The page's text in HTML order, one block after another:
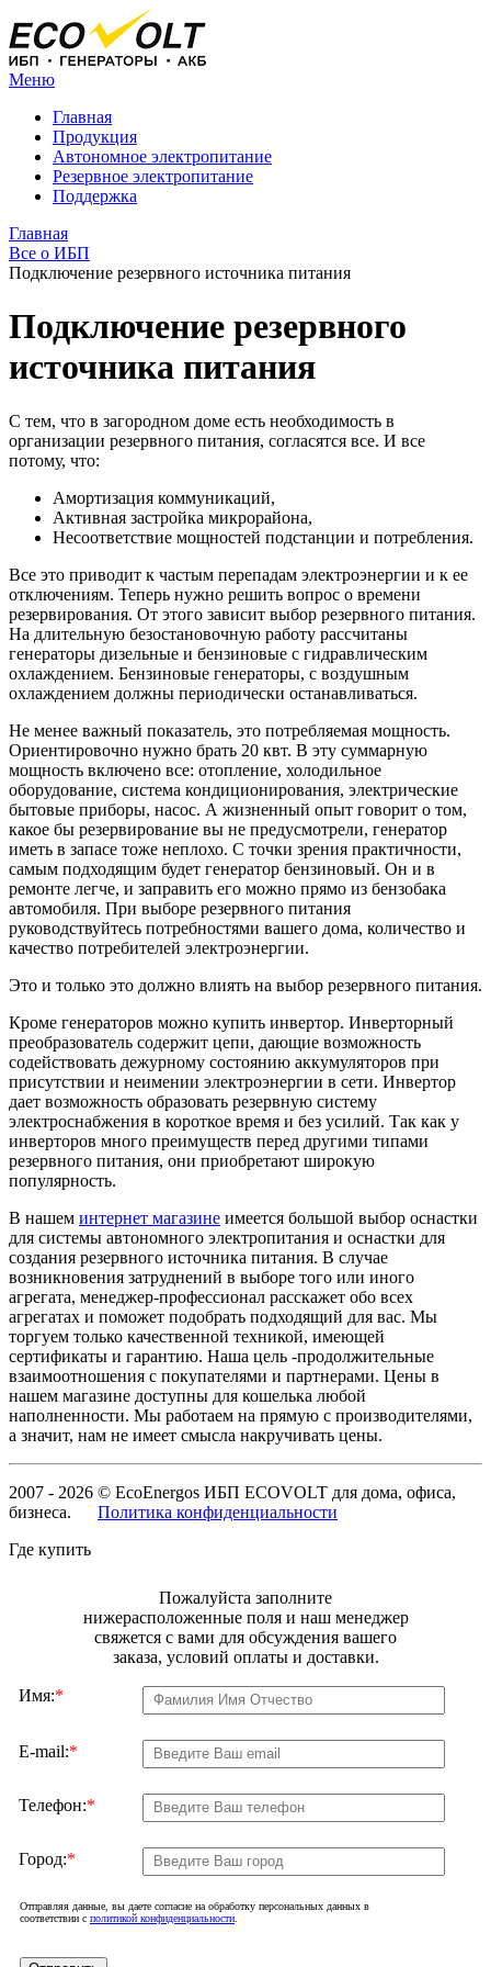
Меню
Главная
Продукция
Автономное электропитание
Резервное электропитание
Поддержка
Главная
Все о ИБП
Подключение резервного источника питания
Подключение резервного
источника питания
С тем, что в загородном доме есть необходимость в
организации резервного питания, согласятся все. И все
потому, что:
Амортизация коммуникаций,
Активная застройка микрорайона,
Несоответствие мощностей подстанции и потребления.
Все это приводит к частым перепадам электроэнергии и к ее
отключениям. Теперь нужно решить вопрос о времени
резервирования. От этого зависит выбор резервного питания.
На длительную безостановочную работу рассчитаны
генераторы дизельные и бензиновые с гидравлическим
охлаждением. Бензиновые генераторы, с воздушным
охлаждением должны периодически останавливаться.
Не менее важный показатель, это потребляемая мощность.
Ориентировочно нужно брать 20 квт. В эту суммарную
мощность включено все: отопление, холодильное
оборудование, система кондиционирования, электрические
бытовые приборы, насос. А жизненный опыт говорит о том,
какое бы резервирование вы не предусмотрели, генератор
иметь в запасе тоже неплохо. С точки зрения практичности,
самым подходящим будет генератор бензиновый. Он и в
ремонте легче, и заправить его можно прямо из бензобака
автомобиля. При выборе резервного питания
руководствуйтесь потребностями вашего дома, количество и
качество потребителей электроэнергии.
Это и только это должно влиять на выбор резервного питания.
Кроме генераторов можно купить инвертор. Инверторный
преобразователь содержит цепи, дающие возможность
содействовать дежурному состоянию аккумуляторов при
присутствии и неимении электроэнергии в сети. Инвертор
дает возможность образовать резервную систему
электроснабжения в короткое время и без усилий. Так как у
инверторов много преимуществ перед другими типами
резервного питания, они приобретают широкую
популярность.
В нашем интернет магазине имеется большой выбор оснастки
для системы автономного электропитания и оснастки для
создания резервного источника питания. В случае
возникновения затруднений в выборе того или иного
агрегата, менеджер-профессионал расскажет обо всех
агрегатах и поможет подобрать подходящий для вас. Мы
торгуем только качественной техникой, имеющей
сертификаты и гарантию. Наша цель -продолжительные
взаимоотношения с покупателями и партнерами. Цены в
нашем магазине доступны для кошелька любой
наполненности. Мы работаем на прямую с производителями,
а значит, нам не имеет смысла накручивать цены.
2007 - 2026 © EcoEnergos ИБП ECOVOLT для дома, офиса,
бизнеса. Политика конфиденциальности
Где купить
Пожалуйста заполните
нижерасположенные поля и наш менеджер
свяжется с вами для обсуждения вашего
заказа, условий оплаты и доставки.
Имя:*
E-mail:*
Телефон:*
Город:*
Отправляя данные, вы даете согласие на обработку персональных данных в
соответствии с политикой конфиденциальности